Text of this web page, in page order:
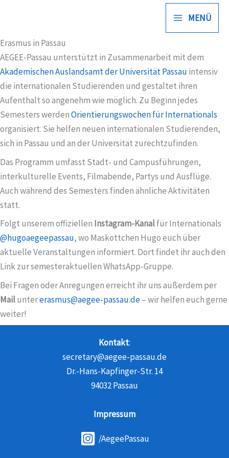
MENÜ
Erasmus in Passau
AEGEE-Passau unterstützt in Zusammenarbeit mit dem
Akademischen Auslandsamt der Universität Passau intensiv
die internationalen Studierenden und gestaltet ihren
Aufenthalt so angenehm wie möglich. Zu Beginn jedes
Semesters werdenOrientierungswochen für Internationals
organisiert. Sie helfen neuen internationalen Studierenden,
sich in Passau und an der Universität zurechtzufinden.
Das Programm umfasst Stadt- und Campusführungen,
interkulturelle Events, Filmabende, Partys und Ausflüge.
Auch während des Semesters finden ähnliche Aktivitäten
statt.
Folgt unserem offiziellen Instagram-Kanalfür Internationals
@hugoaegeepassau,wo Maskottchen Hugo euch über
aktuelle Veranstaltungen informiert. Dort findet ihr auch den
Link zur semesteraktuellen WhatsApp-Gruppe.
Bei Fragen oder Anregungen erreicht ihr uns außerdem per
Mailuntererasmus@aegee-passau.de– wir helfen euch gerne
weiter!
Kontakt:
secretary@aegee-passau.de
Dr.-Hans-Kapfinger-Str. 14
94032 Passau
Impressum
/AegeePassau